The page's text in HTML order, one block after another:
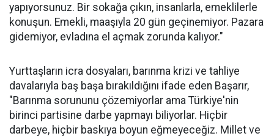
yapıyorsunuz. Bir sokağa çıkın, insanlarla, emeklilerle
konuşun. Emekli, maaşıyla 20 gün geçinemiyor. Pazara
gidemiyor, evladına el açmak zorunda kalıyor."
Yurttaşların icra dosyaları, barınma krizi ve tahliye
davalarıyla baş başa bırakıldığını ifade eden Başarır,
"Barınma sorununu çözemiyorlar ama Türkiye'nin
birinci partisine darbe yapmayı biliyorlar. Hiçbir
darbeye, hiçbir baskıya boyun eğmeyeceğiz. Millet ve